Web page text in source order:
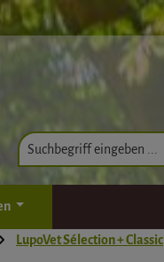
LupoVet Sélection + Classic